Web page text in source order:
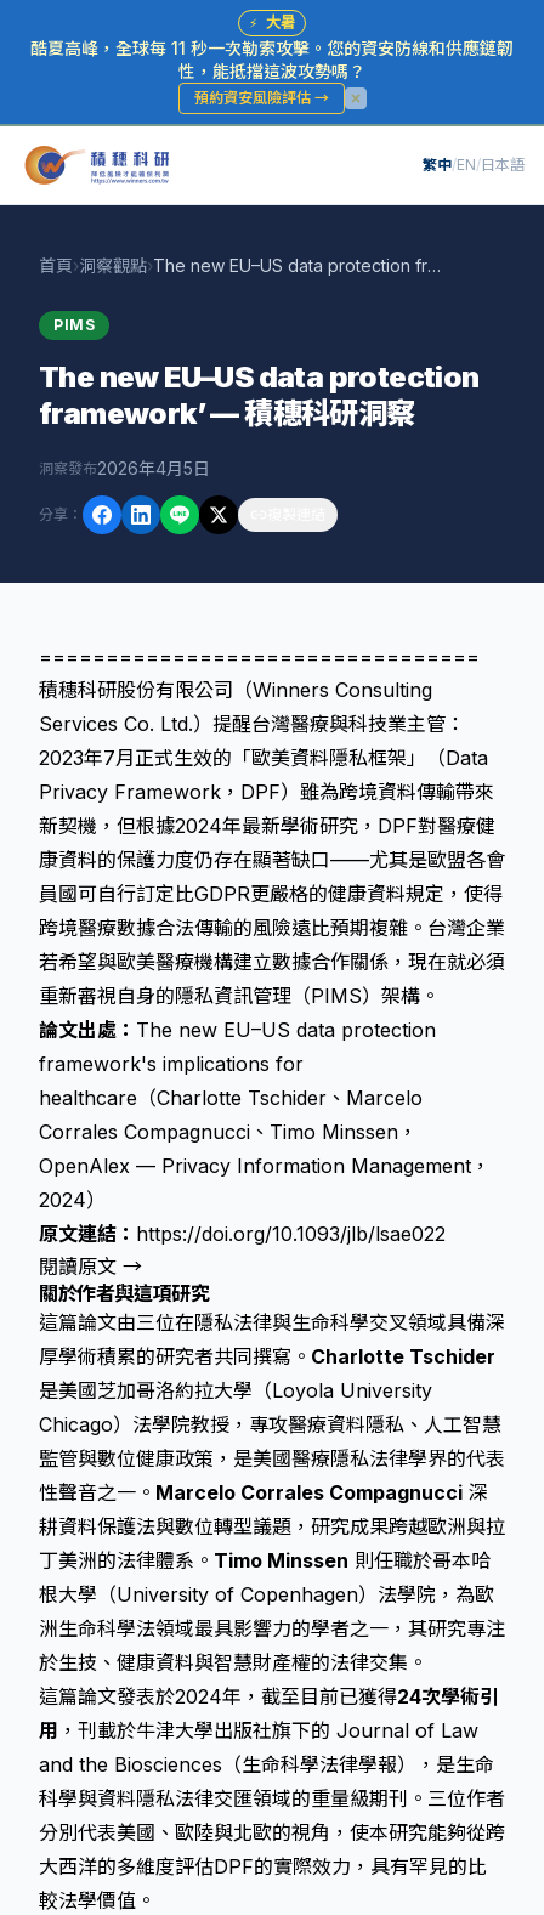
⚡ 大暑
酷夏高峰，全球每 11 秒一次勒索攻擊。您的資安防線和供應鏈韌
性，能抵擋這波攻勢嗎？
預約資安風險評估→
繁中/EN/日本語
首頁›洞察觀點› The new EU–US data protection framework’ — 積穗科研洞察
PIMS
The new EU–US data protection
framework’ — 積穗科研洞察
洞察發布2026年4月5日
分享 ：
=================================
積穗科研股份有限公司（Winners Consulting
Services Co. Ltd.）提醒台灣醫療與科技業主管：
2023年7月正式生效的「歐美資料隱私框架」（Data
Privacy Framework，DPF）雖為跨境資料傳輸帶來
新契機，但根據2024年最新學術研究，DPF對醫療健
康資料的保護力度仍存在顯著缺口——尤其是歐盟各會
員國可自行訂定比GDPR更嚴格的健康資料規定，使得
跨境醫療數據合法傳輸的風險遠比預期複雜。台灣企業
若希望與歐美醫療機構建立數據合作關係，現在就必須
重新審視自身的隱私資訊管理（PIMS）架構。
論文出處： The new EU–US data protection
framework's implications for
healthcare（Charlotte Tschider、Marcelo
Corrales Compagnucci、Timo Minssen，
OpenAlex — Privacy Information Management，
2024）
原文連結： https://doi.org/10.1093/jlb/lsae022
閱讀原文 →
關於作者與這項研究
這篇論文由三位在隱私法律與生命科學交叉領域具備深
厚學術積累的研究者共同撰寫。 Charlotte Tschider
是美國芝加哥洛約拉大學（Loyola University
Chicago）法學院教授，專攻醫療資料隱私、人工智慧
監管與數位健康政策，是美國醫療隱私法律學界的代表
性聲音之一。 Marcelo Corrales Compagnucci 深
耕資料保護法與數位轉型議題，研究成果跨越歐洲與拉
丁美洲的法律體系。 Timo Minssen 則任職於哥本哈
根大學（University of Copenhagen）法學院，為歐
洲生命科學法領域最具影響力的學者之一，其研究專注
於生技、健康資料與智慧財產權的法律交集。
這篇論文發表於2024年，截至目前已獲得24次學術引
用 ，刊載於牛津大學出版社旗下的 Journal of Law
and the Biosciences （生命科學法律學報），是生命
科學與資料隱私法律交匯領域的重量級期刊。三位作者
分別代表美國、歐陸與北歐的視角，使本研究能夠從跨
大西洋的多維度評估DPF的實際效力，具有罕見的比
較法學價值。